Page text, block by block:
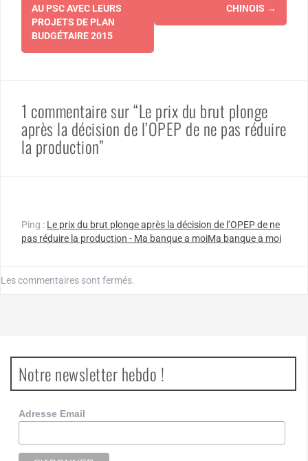
AU PSC AVEC LEURS
PROJETS DE PLAN
BUDGÉTAIRE 2015
CHINOIS →
1 commentaire sur “Le prix du brut plonge
après la décision de l’OPEP de ne pas réduire
la production”
Ping : Le prix du brut plonge après la décision de l’OPEP de ne
pas réduire la production - Ma banque a moiMa banque a moi
Les commentaires sont fermés.
Notre newsletter hebdo !
Adresse Email